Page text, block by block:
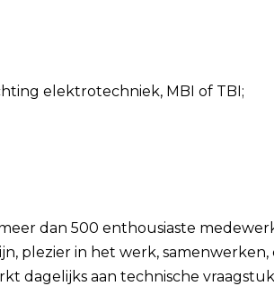
elektrotechniek, MBI of TBI;
dan 500 enthousiaste
plezier in het werk,
dagelijks aan technische